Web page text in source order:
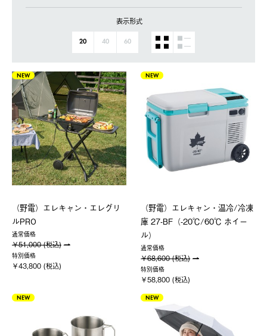
表示形式
20 40 60
NEW
（野電）エレキャン・エレグリ
ルPRO
通常価格
￥51,000 (税込)
特別価格
￥43,800 (税込)
NEW
（野電）エレキャン・温冷/冷凍
庫 27-BF（-20℃/60℃ ホイー
ル）
通常価格
￥68,600 (税込)
特別価格
￥58,800 (税込)
NEW NEW